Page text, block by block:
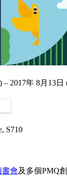
– 2017年 8月13日
S710
書會及多個PMQ